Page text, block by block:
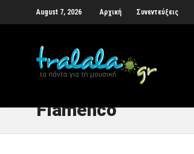
August 7, 2026 Αρχική Συνεντεύξεις
Flamenco